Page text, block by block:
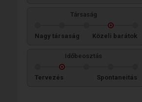
Társaság
Nagy társaság Közeli barátok
Időbeosztás
Tervezés Spontaneitás